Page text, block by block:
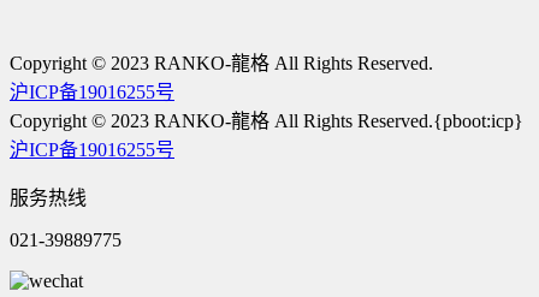
Copyright © 2023 RANKO-龍格 All Rights Reserved.
沪ICP备19016255号
Copyright © 2023 RANKO-龍格 All Rights Reserved.{pboot:icp}
沪ICP备19016255号
服务热线
021-39889775